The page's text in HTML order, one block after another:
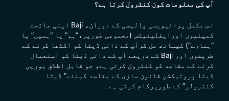
آپ کی معلومات کون کنٹرول کرتا ہے؟
اس مکمل پرائیویسی
پالیسی کے دوران، Baji اپنی ماتحت
کمپنیوں اورایفلیئیٹس (مجموعی طورپر،”ہم” یا “ہمیں” یا
“ہمارے”) کیساتھ مل کرآپ کے ذاتی ڈیٹا کو اکٹھا کرنے کے
طریقوں اور Baji کے ذریعے آپ کے ذاتی ڈیٹا کو استعمال
کرنے کے مقاصد کو کنٹرول کرتی ہے، جو قابل اطلاق یورپی
ڈیٹا پروٹیکشن قانون سازی کے مقاصد کیلئے” ڈیٹا
کنٹرولر” کے طورپرکام کرتی ہے۔